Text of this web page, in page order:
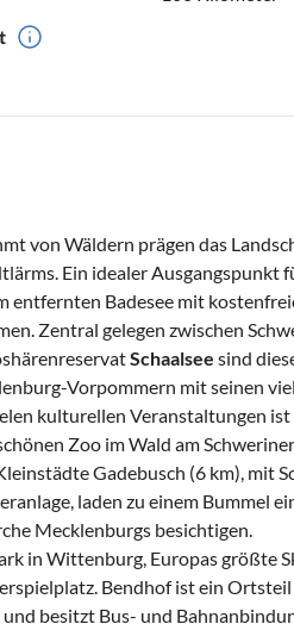
von Wäldern prägen das
Ein idealer Ausgangspunkt
entfernten Badesee mit
Zentral gelegen zwischen
Schaalsee sind
Vorpommern mit seinen
kulturellen Veranstaltungen
Zoo im Wald am
Gadebusch (6 km), mit
laden zu einem Bummel
Mecklenburgs besichtigen.
in Wittenburg, Europas größte
Bendhof ist ein
besitzt Bus- und